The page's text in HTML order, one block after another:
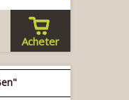
Acheter